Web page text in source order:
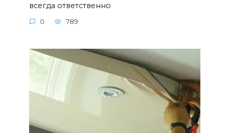
всегда ответственно
0 789